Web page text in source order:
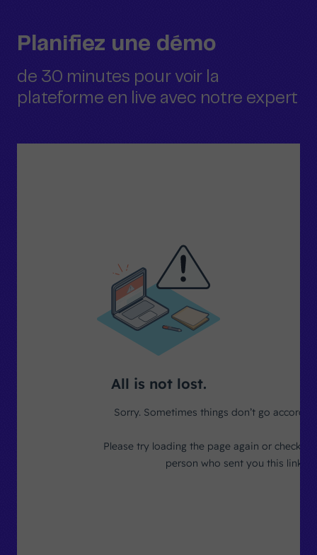
Planifiez une démo
de 30 minutes pour voir la
plateforme en live avec notre expert